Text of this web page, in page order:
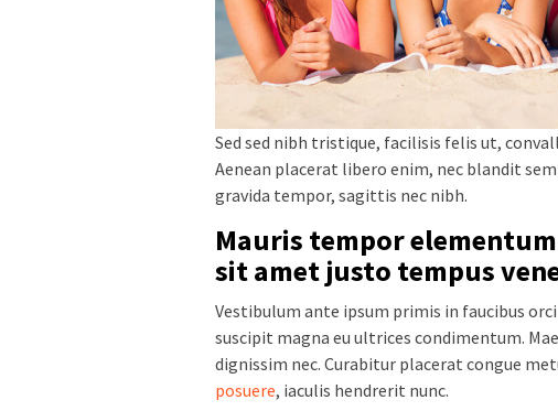
Sed sed nibh tristique, facilisis felis ut,
Aenean placerat libero enim, nec blandit
gravida tempor, sagittis nec nibh.
Mauris tempor
sit amet justo tempus
Vestibulum ante ipsum primis in faucibus
suscipit magna eu ultrices condimentum.
dignissim nec. Curabitur placerat congue
posuere, iaculis hendrerit nunc.